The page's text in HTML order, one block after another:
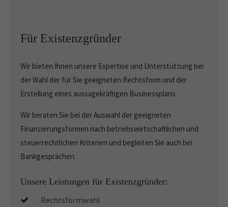
Für Existenzgründer
Wir bieten Ihnen unsere Expertise und Unterstützung bei
der Wahl der für Sie geeigneten Rechtsform und der
Erstellung eines aussagekräftigen Businessplans.
Wir beraten Sie bei der Auswahl der geeigneten
Finanzierungsformen nach betriebswirtschaftlichen und
steuerrechtlichen Kriterien und begleiten Sie auch bei
Bankgesprächen.
Unsere Leistungen für Existenzgründer:
Rechtsformwahl